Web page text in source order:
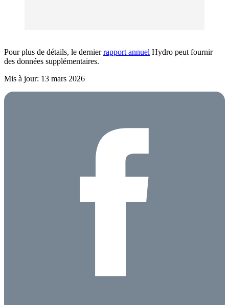
Pour plus de détails, le dernierrapport annuel Hydro peut fournir
des données supplémentaires.
Mis à jour: 13 mars 2026